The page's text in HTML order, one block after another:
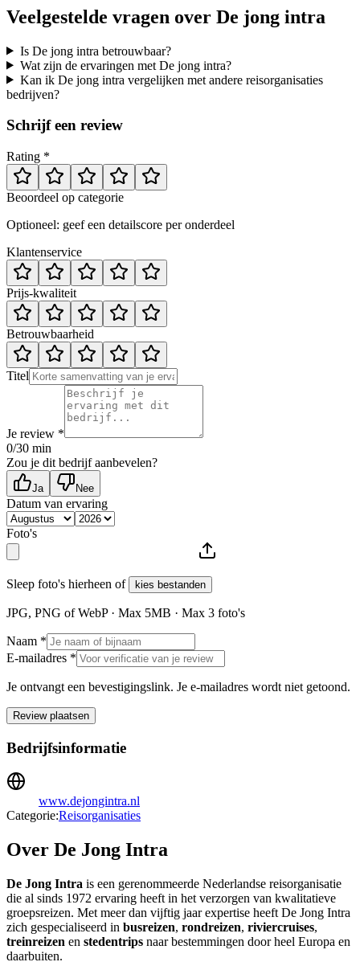
Veelgestelde vragen over De jong intra
Is De jong intra betrouwbaar?
Wat zijn de ervaringen met De jong intra?
Kan ik De jong intra vergelijken met andere reisorganisaties
bedrijven?
Schrijf een review
Rating *
Beoordeel op categorie
Optioneel: geef een detailscore per onderdeel
Klantenservice
Prijs-kwaliteit
Betrouwbaarheid
Titel
Je review *
0/30 min
Zou je dit bedrijf aanbevelen?
Ja Nee
Datum van ervaring
Foto's
Sleep foto's hierheen of kies bestanden
JPG, PNG of WebP · Max 5MB · Max 3 foto's
Naam *
E-mailadres *
Je ontvangt een bevestigingslink. Je e-mailadres wordt niet getoond.
Review plaatsen
Bedrijfsinformatie
www.dejongintra.nl
Categorie:Reisorganisaties
Over De Jong Intra
De Jong Intra is een gerenommeerde Nederlandse reisorganisatie
die al sinds 1972 ervaring heeft in het verzorgen van kwalitatieve
groepsreizen. Met meer dan vijftig jaar expertise heeft De Jong Intra
zich gespecialiseerd in busreizen, rondreizen, riviercruises,
treinreizen en stedentrips naar bestemmingen door heel Europa en
daarbuiten.